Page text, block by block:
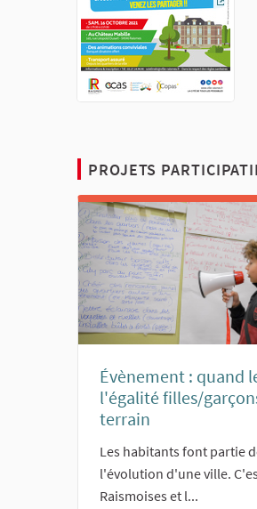
(Lien
PROJETS
Évènement : quand
l'égalité filles/
terrain
Les habitants font partie
l'évolution d'une ville.
Raismoises et l...